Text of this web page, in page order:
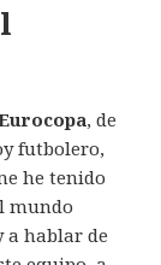
, de
futbolero,
he tenido
mundo
a hablar de